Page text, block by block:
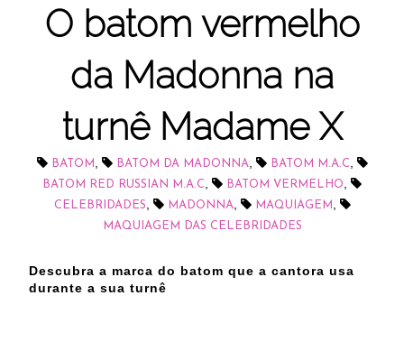
O batom vermelho
da Madonna na
turnê Madame X
BATOM BATOM DA MADONNA BATOM M.A.C
BATOM RED RUSSIAN M.A.C BATOM VERMELHO
CELEBRIDADES MADONNA MAQUIAGEM
MAQUIAGEM DAS CELEBRIDADES
Descubra a marca do batom que a cantora usa
durante a sua turnê